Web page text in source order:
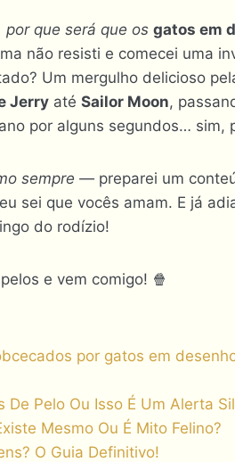
por que será que os gatos em
não resisti e comecei uma
Um mergulho delicioso
Jerry até Sailor Moon,
por alguns segundos… sim,
sempre —preparei um
sei que vocês amam. E já
do rodízio!
e vem comigo! 🍿
por gatos em
De Pelo Ou Isso É Um Alerta
Mesmo Ou É Mito Felino?
O Guia Definitivo!